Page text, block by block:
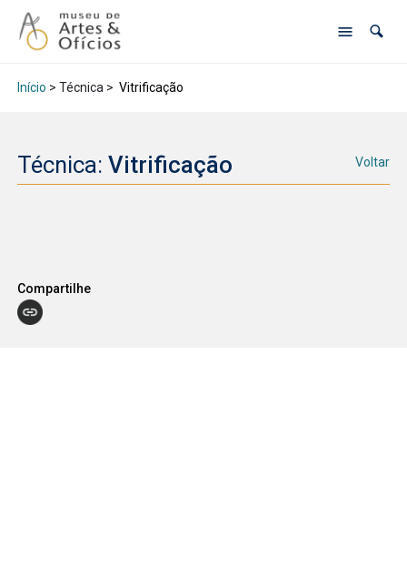
Início > Técnica > Vitrificação
Técnica: Vitrificação Voltar
Compartilhe